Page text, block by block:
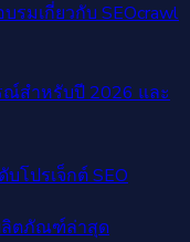
รมเกี่ยวกับ SEOcrawl
สำหรับปี 2026 และ
โปรเจ็กต์ SEO
ลิตภัณฑ์ล่าสุด